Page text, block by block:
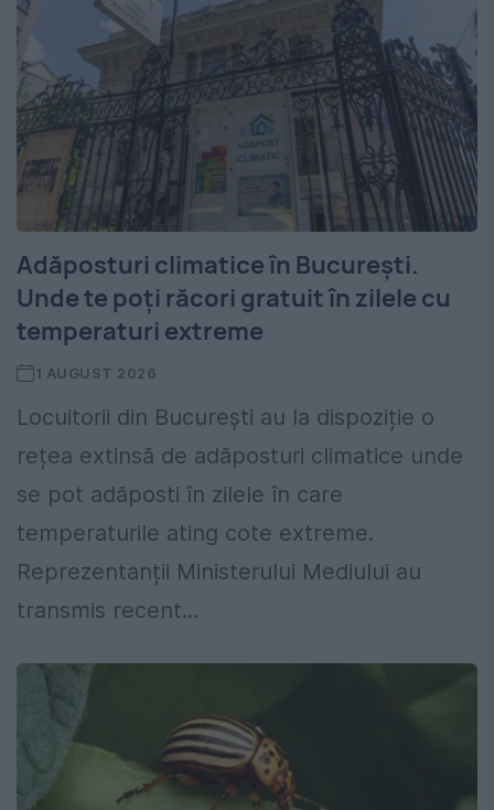
Adăposturi climatice în București.
Unde te poți răcori gratuit în zilele cu
temperaturi extreme
1 AUGUST 2026
Locuitorii din București au la dispoziție o
rețea extinsă de adăposturi climatice unde
se pot adăposti în zilele în care
temperaturile ating cote extreme.
Reprezentanții Ministerului Mediului au
transmis recent...